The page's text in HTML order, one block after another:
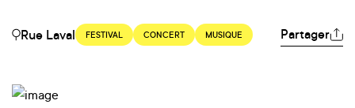
Rue Laval FESTIVAL CONCERT MUSIQUE Partager